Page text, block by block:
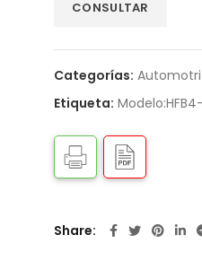
Categorías:
Etiqueta:
Share